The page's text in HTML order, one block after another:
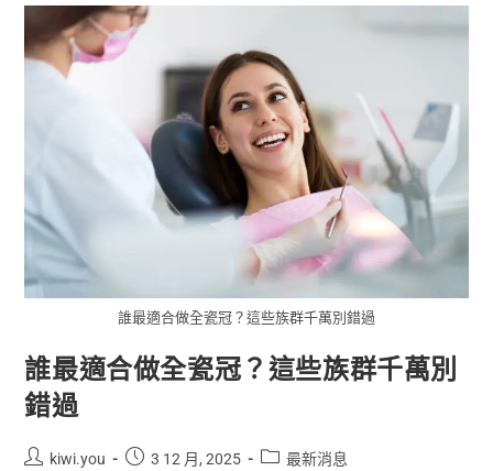
誰最適合做全瓷冠？這些族群千萬別錯過
誰最適合做全瓷冠？這些族群千萬別
錯過
kiwi.you 3 12 月, 2025 最新消息